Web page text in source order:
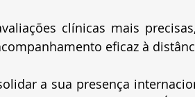
clínicas mais
eficaz à
a sua presença